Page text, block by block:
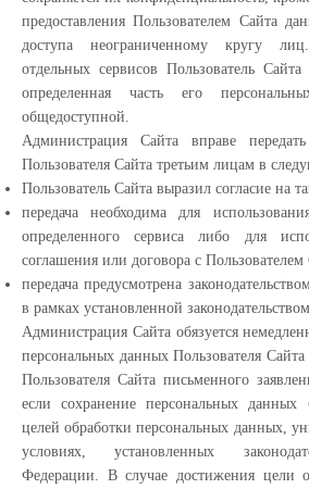
предоставления Пользователем Сайта
доступа неограниченному кругу
отдельных сервисов Пользователь
определенная часть его
общедоступной.
Администрация Сайта вправе
Пользователя Сайта третьим лицам в
Пользователь Сайта выразил согласие на
передача необходима для
определенного сервиса либо для
соглашения или договора с Пользователем
передача предусмотрена
в рамках установленной
Администрация Сайта обязуется
персональных данных Пользователя
Пользователя Сайта письменного
если сохранение персональных данных
целей обработки персональных данных,
условиях, установленных
Федерации. В случае достижения цели